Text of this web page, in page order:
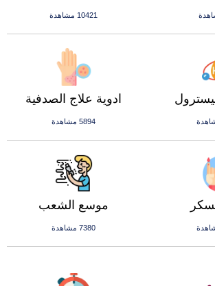
10421 مشاهدة
ادوية علاج الصدفية
5894 مشاهدة
موسع الشعب
7380 مشاهدة